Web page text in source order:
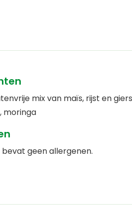
mix van maïs, rijst en
moringa
geen allergenen.